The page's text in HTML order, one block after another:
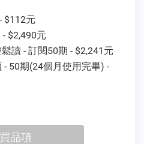
$112元
$2,490元
讀 - 訂閱50期 - $2,241元
- 50期(24個月使用完畢) -